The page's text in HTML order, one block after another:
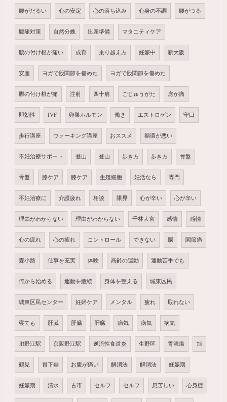
腰がだるい 心の安定 心の落ち込み 心身の不調 腰がつる
腰痛対策 自然分娩 出産準備 マタニティケア
腰の付け根が痛い 成育 乗り越え方 妊娠中 新大阪
安産 ヨガで股関節を傷めた ヨガで股関節を傷めた
脚の付け根が痛 注射 四十肩 ごじゅうがた 肩が痛
即効性 IVF 卵巣ホルモン 働き エストロゲン 守口
歩行講座 ウォーキング講座 おススメ 循環が悪い
不妊治療サポート 登山 登山 歩き方 歩き方 骨盤
骨盤 膝ケア 膝ケア 生殖細胞 妊活なら 専門
不妊治療に 介護疲れ 相談 限界 心が辛い 心が辛い
理由がわからない 理由がわからない 千林大宮 感情 感情
心の疲れ 心の疲れ コントロール できない 脳 関節痛
森小路 仕事を充実 体験 高齢の運動 運動苦手でも
何から始める 運動を継続 身体を整える 城東区民
城東区民センター 妊婦ケア メンタル 疲れ 取れない
寝ても 肝臓 肝臓 肝臓 病気 病気 病気
JR野江駅 京阪野江駅 逆流性食道炎 生野区 胃潰瘍 旭
鶴見 胃下垂 お腹が痛い 解消法 解消法 妊娠期
妊娠期 清水 古市 セルフ セルフ 息苦しい 心身症